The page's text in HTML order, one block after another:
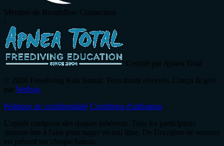
Membre de Breathflow Connection
Certifié par Apnea Total
© 2026 Freediving Koh Samui. Tous droits réservés. Conçu & géré
par Wellvio
Politique de confidentialité Conditions d'utilisation
L'apnée comporte des risques inhérents. Tous les participants
doivent être à l'aise pour nager en eau libre. De l'oxygène de secours
est présent sur chaque bateau.